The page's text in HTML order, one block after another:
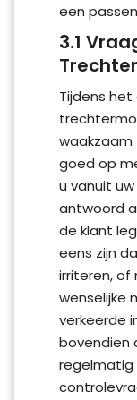
een
3.1
Tijdens
waakzaam
goed op
u vanuit
antwoord
de klant
eens zijn
irriteren, of
wenselijke
verkeerde
bovendien